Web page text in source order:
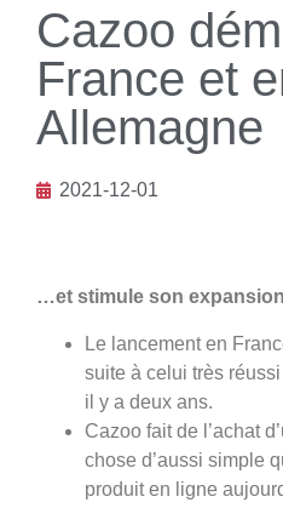
Cazoo
France et
Allemagne
2021-12-01
…et stimule son
Le lancement en
suite à celui très
il y a deux ans.
Cazoo fait de l’achat
chose d’aussi simple
produit en ligne